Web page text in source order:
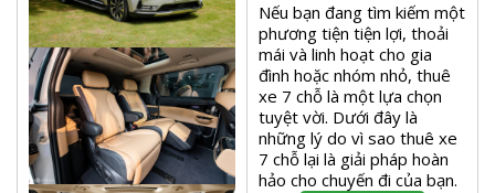
Nếu bạn đang tìm kiếm một
phương tiện tiện lợi, thoải
mái và linh hoạt cho gia
đình hoặc nhóm nhỏ, thuê
xe 7 chỗ là một lựa chọn
tuyệt vời. Dưới đây là
những lý do vì sao thuê xe
7 chỗ lại là giải pháp hoàn
hảo cho chuyến đi của bạn.